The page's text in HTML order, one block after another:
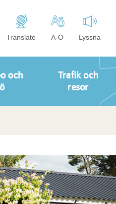
Translate A-Ö Lyssna
och
Trafik och
resor